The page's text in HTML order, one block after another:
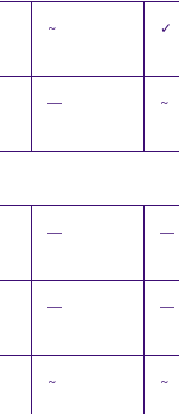
~ ✓
— ~
— —
— —
~ ~